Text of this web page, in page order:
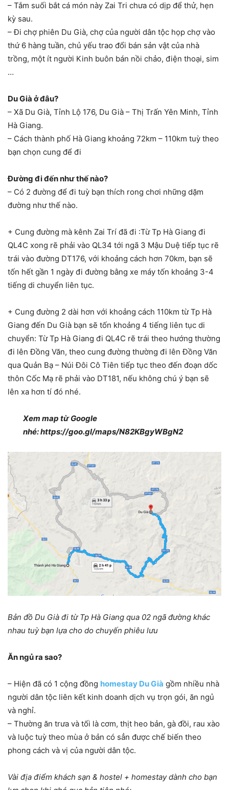
– Tắm suối bắt cá món này Zai Tri chưa có dịp để thử, hẹn
kỳ sau.
– Đi chợ phiên Du Già, chợ của người dân tộc họp chợ vào
thứ 6 hàng tuần, chủ yếu trao đổi bán sản vật của nhà
trồng, một ít người Kinh buôn bán nồi chảo, điện thoại, sim
…
Du Già ở đâu?
– Xã Du Già, Tỉnh Lộ 176, Du Già – Thị Trấn Yên Minh, Tỉnh
Hà Giang.
– Cách thành phố Hà Giang khoảng 72km – 110km tuỳ theo
bạn chọn cung để đi
Đường đi đến như thế nào?
– Có 2 đường để đi tuỳ bạn thích rong chơi những dặm
đường như thế nào.
+ Cung đường mà kênh Zai Trí đã đi :Từ Tp Hà Giang đi
QL4C xong rẽ phải vào QL34 tới ngã 3 Mậu Duệ tiếp tục rẽ
trái vào đường DT176, với khoảng cách hơn 70km, bạn sẽ
tốn hết gần 1 ngày đi đường bằng xe máy tốn khoảng 3-4
tiếng di chuyển liên tục.
+ Cung đường 2 dài hơn với khoảng cách 110km từ Tp Hà
Giang đến Du Già bạn sẽ tốn khoảng 4 tiếng liên tục di
chuyển: Từ Tp Hà Giang đi QL4C rẽ trái theo hướng thường
đi lên Đồng Văn, theo cung đường thường đi lên Đồng Văn
qua Quản Bạ – Núi Đôi Cô Tiên tiếp tục theo đến đoạn dốc
thôn Cốc Mạ rẽ phải vào DT181, nếu không chú ý bạn sẽ
lên xa hơn tí đó nhé.
Xem map từ Google
nhé: https://goo.gl/maps/N82KBgyWBgN2
Bản đồ Du Già đi từ Tp Hà Giang qua 02 ngã đường khác
nhau tuỳ bạn lựa cho do chuyến phiêu lưu
Ăn ngủ ra sao?
– Hiện đã có 1 cộng đồng homestay Du Già gồm nhiều nhà
người dân tộc liên kết kinh doanh dịch vụ trọn gói, ăn ngủ
và nghỉ.
– Thường ăn trưa và tối là cơm, thịt heo bản, gà đồi, rau xào
và luộc tuỳ theo mùa ở bản có sẳn được chế biến theo
phong cách và vị của người dân tộc.
Vài địa điểm khách sạn & hostel + homestay dành cho bạn